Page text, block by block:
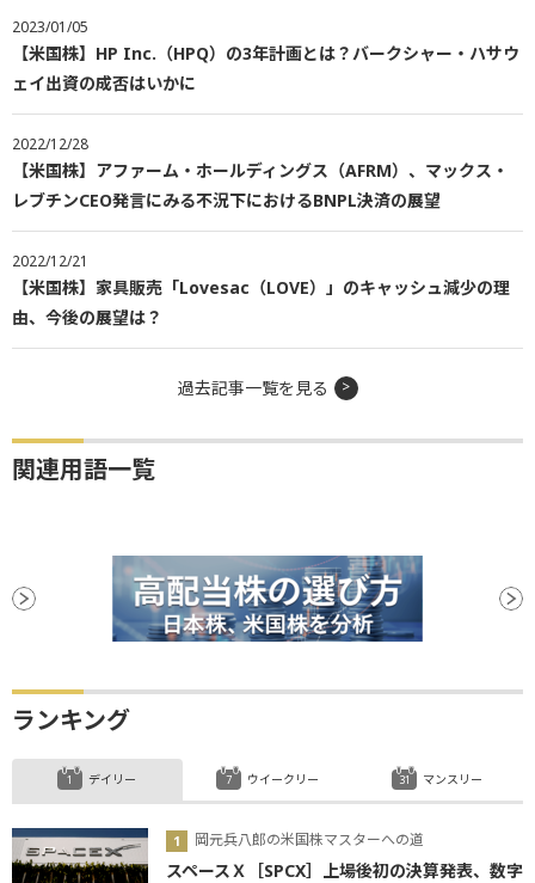
2023/01/05
【米国株】HP Inc.（HPQ）の3年計画とは？バークシャー・ハサウ
ェイ出資の成否はいかに
2022/12/28
【米国株】アファーム・ホールディングス（AFRM）、マックス・
レブチンCEO発言にみる不況下におけるBNPL決済の展望
2022/12/21
【米国株】家具販売「Lovesac（LOVE）」のキャッシュ減少の理
由、今後の展望は？
過去記事一覧を見る
関連用語一覧
ランキング
デイリー
岡元兵八郎の米国株マスターへの道
スペースＸ［SPCX］上場後初の決算発表、数字
ウイークリー マンスリー